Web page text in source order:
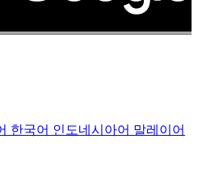
한국어 인도네시아어 말레이어